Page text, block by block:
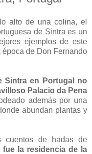
alto de una colina, el
de Sintra es un
ejemplos de este
de Don Fernando
Sintra en Portugal no
Palacio da Pena
además por una
abundan plantas y
cuentos de hadas de
la residencia de la